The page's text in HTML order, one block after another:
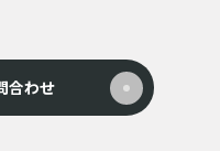
合わせ